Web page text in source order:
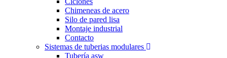
Chimeneas de acero
Silo de pared lisa
Montaje industrial
Contacto
Sistemas de tuberias modulares
Tubería asw